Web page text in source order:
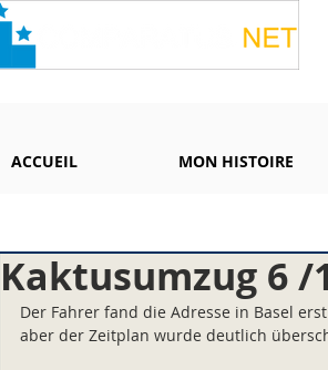
ACCUEIL MON HISTOIRE
Kaktusumzug 6 /
Der Fahrer fand die Adresse in Basel
aber der Zeitplan wurde deutlich